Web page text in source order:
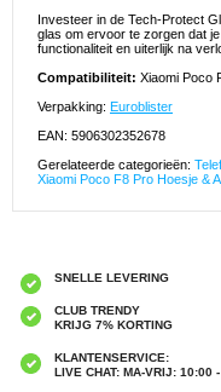
Investeer in de Tech-Protect
glas om ervoor te zorgen dat
functionaliteit en uiterlijk na
Compatibiliteit: Xiaomi Poco
Verpakking: Euroblister
EAN: 5906302352678
Gerelateerde categorieën:
Xiaomi Poco F8 Pro Hoesje &
SNELLE LEVERING
CLUB TRENDY
KRIJG 7% KORTING
KLANTENSERVICE:
LIVE CHAT: MA-VRIJ: 10:00